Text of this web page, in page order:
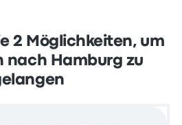
2 Möglichkeiten, um
nach Hamburg zu